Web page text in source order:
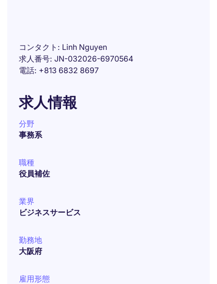
コンタクト
Linh Nguyen
求人番号 JN-032026-6970564
電話 +813 6832 8697
求人情報
分野
事務系
職種
役員補佐
業界
ビジネスサービス
勤務地
大阪府
雇用形態